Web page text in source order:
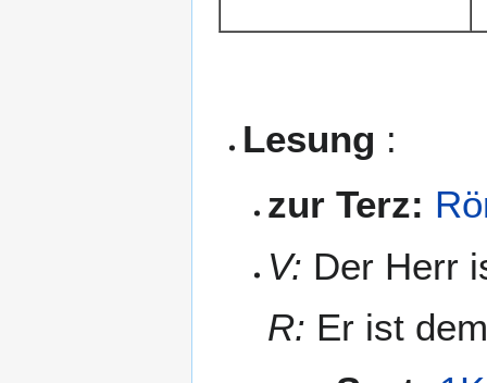
Lesung :
zur Terz:
V: Der Herr
R: Er ist